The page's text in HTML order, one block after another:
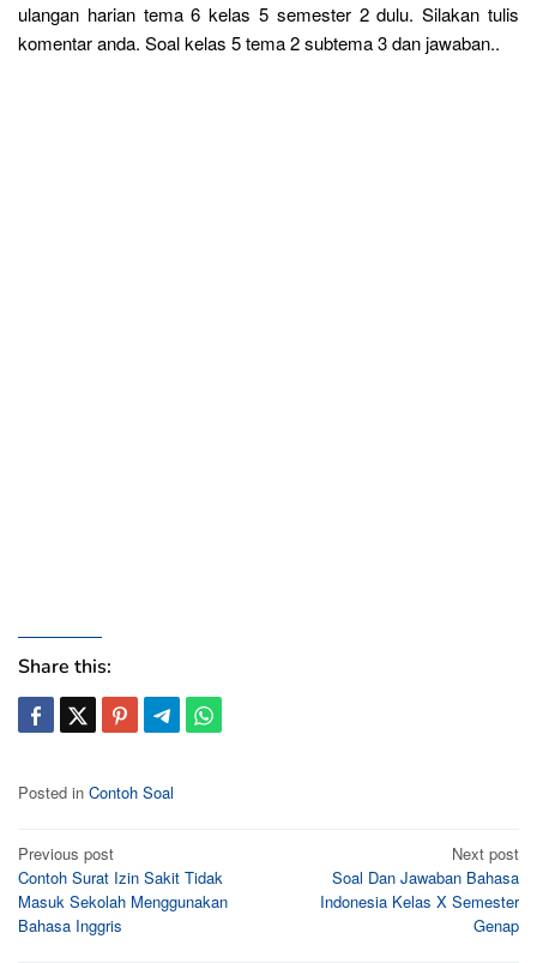
ulangan harian tema 6 kelas 5 semester 2 dulu. Silakan tulis
komentar anda. Soal kelas 5 tema 2 subtema 3 dan jawaban..
Share this:
Posted in Contoh Soal
Post
navigation
Previous post
Contoh Surat Izin Sakit Tidak
Masuk Sekolah Menggunakan
Bahasa Inggris
Next post
Soal Dan Jawaban Bahasa
Indonesia Kelas X Semester
Genap